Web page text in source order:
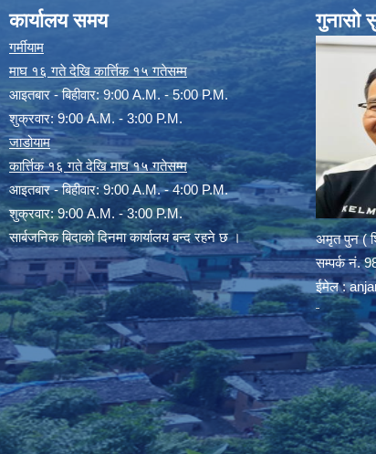
कार्यालय समय
गर्मीयाम
माघ १६ गते देखि कार्त्तिक १५ गतेसम्म
आइतबार - बिहीवार: 9:00 A.M. - 5:00 P.M.
शुक्रवार: 9:00 A.M. - 3:00 P.M.
जाडोयाम
कार्त्तिक १६ गते देखि माघ १५ गतेसम्म
आइतबार - बिहीवार: 9:00 A.M. - 4:00 P.M.
शुक्रवार: 9:00 A.M. - 3:00 P.M.
सार्बजनिक बिदाको दिनमा कार्यालय बन्द रहने छ ।
गुनासो
अमृत पुन (
सम्पर्क न‌ं.
ईमेल :